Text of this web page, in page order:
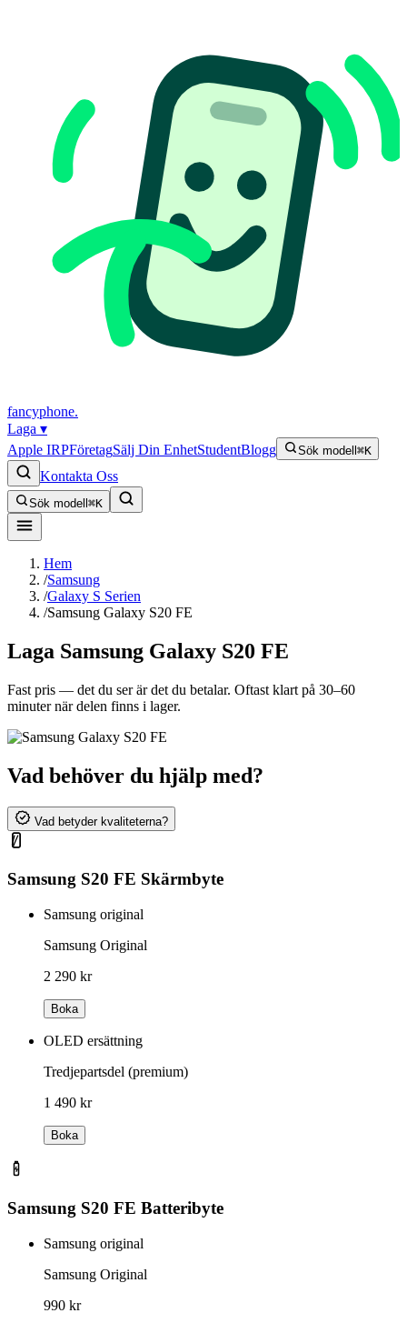
fancyphone.
Laga ▾
Apple IRPFöretagSälj Din EnhetStudentBlogg Sök modell ⌘K
Kontakta Oss
Sök modell ⌘K
Hem
/Samsung
/Galaxy S Serien
/Samsung Galaxy S20 FE
Laga Samsung Galaxy S20 FE
Fast pris — det du ser är det du betalar. Oftast klart på 30–60
minuter när delen finns i lager.
Vad behöver du hjälp med?
Vad betyder kvaliteterna?
Samsung S20 FE Skärmbyte
Samsung original
Samsung Original
2 290 kr
Boka
OLED ersättning
Tredjepartsdel (premium)
1 490 kr
Boka
Samsung S20 FE Batteribyte
Samsung original
Samsung Original
990 kr